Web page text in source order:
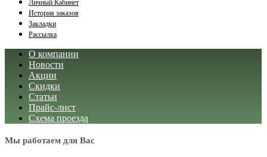
Личный Кабинет
История заказов
Закладки
Рассылка
О компании
Новости
Акции
Скидки
Статьи
Прайс-лист
Схема проезда
Мы работаем для Вас